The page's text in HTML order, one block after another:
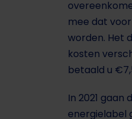
mee dat
worden. Het
kosten
betaald u
In 2021
energielabel